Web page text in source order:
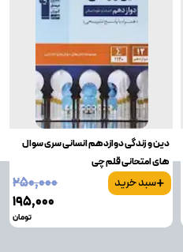
دین و زندگی دوازدهم انسانی سری سوال
های امتحانی قلم چی
+سبد خرید
۲۵۰٬۰۰۰
۱۹۵٬۰۰۰
تومان